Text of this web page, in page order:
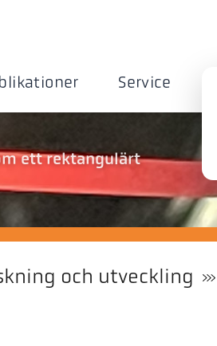
Service
ett rektangulärt
och utveckling